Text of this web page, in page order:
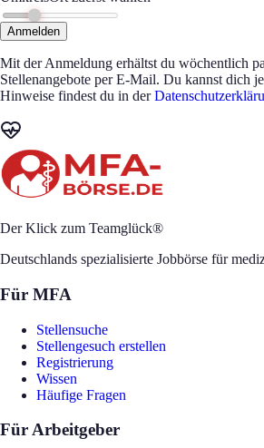
Anmelden
Mit der Anmeldung erhältst du wöchentlich
Stellenangebote per E-Mail. Du kannst dich
Hinweise findest du in der
Der Klick zum Teamglück®
Deutschlands spezialisierte Jobbörse für
Für MFA
Stellensuche
Stellengesuch erstellen
Registrierung
Wissen
Häufige Fragen
Für Arbeitgeber